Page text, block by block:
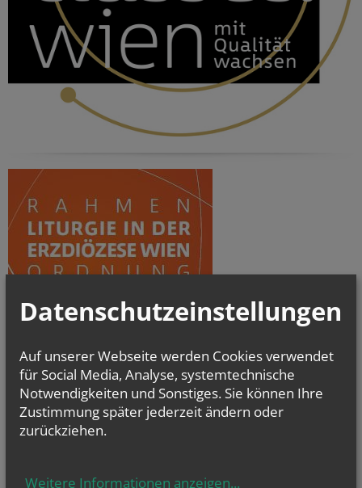
Datenschutzeinstellungen
Auf unserer Webseite werden Cookies verwendet
für Social Media, Analyse, systemtechnische
Notwendigkeiten und Sonstiges. Sie können Ihre
Zustimmung später jederzeit ändern oder
zurückziehen.
Weitere Informationen anzeigen...